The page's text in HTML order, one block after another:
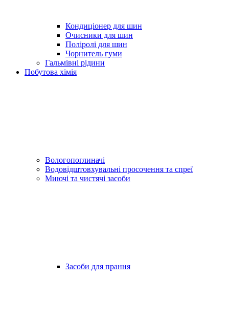
Кондиціонер для шин
Очисники для шин
Поліролі для шин
Чорнитель гуми
Гальмівні рідини
Побутова хімія
Вологопоглиначі
Водовідштовхувальні просочення та спреї
Миючі та чистячі засоби
Засоби для прання